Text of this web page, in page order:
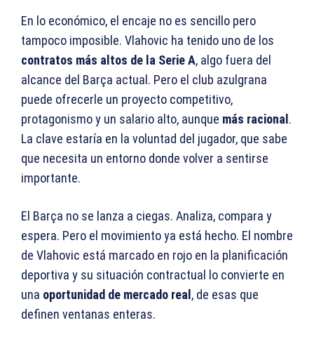
En lo económico, el encaje no es sencillo pero
tampoco imposible. Vlahovic ha tenido uno de los
contratos más altos de la Serie A, algo fuera del
alcance del Barça actual. Pero el club azulgrana
puede ofrecerle un proyecto competitivo,
protagonismo y un salario alto, aunque más racional .
La clave estaría en la voluntad del jugador, que sabe
que necesita un entorno donde volver a sentirse
importante.
El Barça no se lanza a ciegas. Analiza, compara y
espera. Pero el movimiento ya está hecho. El nombre
de Vlahovic está marcado en rojo en la planificación
deportiva y su situación contractual lo convierte en
una oportunidad de mercado real , de esas que
definen ventanas enteras.